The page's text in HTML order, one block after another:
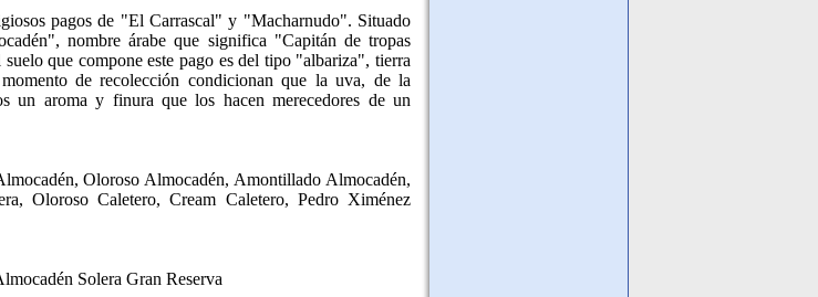
pagos de "El Carrascal" y "Macharnudo". Situado
nombre árabe que significa "Capitán de tropas
que compone este pago es del tipo "albariza", tierra
de recolección condicionan que la uva, de la
un aroma y finura que los hacen merecedores de un
Oloroso Almocadén, Amontillado Almocadén,
Oloroso Caletero, Cream Caletero, Pedro Ximénez
Solera Gran Reserva